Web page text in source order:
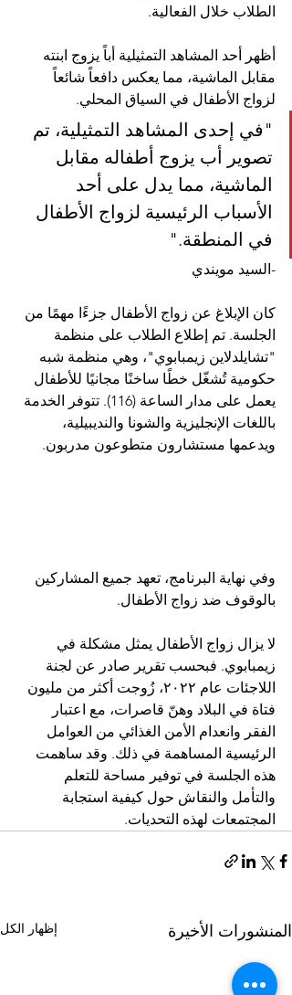
الطلاب خلال الفعالية.
أظهر أحد المشاهد التمثيلية أباً يزوج ابنته
مقابل الماشية، مما يعكس دافعاً شائعاً
لزواج الأطفال في السياق المحلي.
"في إحدى المشاهد التمثيلية، تم
تصوير أب يزوج أطفاله مقابل
الماشية، مما يدل على أحد
الأسباب الرئيسية لزواج الأطفال
في المنطقة."
-السيد مويندي
كان الإبلاغ عن زواج الأطفال جزءًا مهمًا من
الجلسة. تم إطلاع الطلاب على منظمة
"تشايلدلاين زيمبابوي"، وهي منظمة شبه
حكومية تُشغّل خطًا ساخنًا مجانيًا للأطفال
يعمل على مدار الساعة (116). تتوفر الخدمة
باللغات الإنجليزية والشونا والنديبيلية،
ويدعمها مستشارون متطوعون مدربون.
وفي نهاية البرنامج، تعهد جميع المشاركين
بالوقوف ضد زواج الأطفال.
لا يزال زواج الأطفال يمثل مشكلة في
زيمبابوي. فبحسب تقرير صادر عن لجنة
اللاجئات عام ٢٠٢٢، زُوجت أكثر من مليون
فتاة في البلاد وهنّ قاصرات، مع اعتبار
الفقر وانعدام الأمن الغذائي من العوامل
الرئيسية المساهمة في ذلك. وقد ساهمت
هذه الجلسة في توفير مساحة للتعلم
والتأمل والنقاش حول كيفية استجابة
المجتمعات لهذه التحديات.
المنشورات الأخيرة إظهار الكل